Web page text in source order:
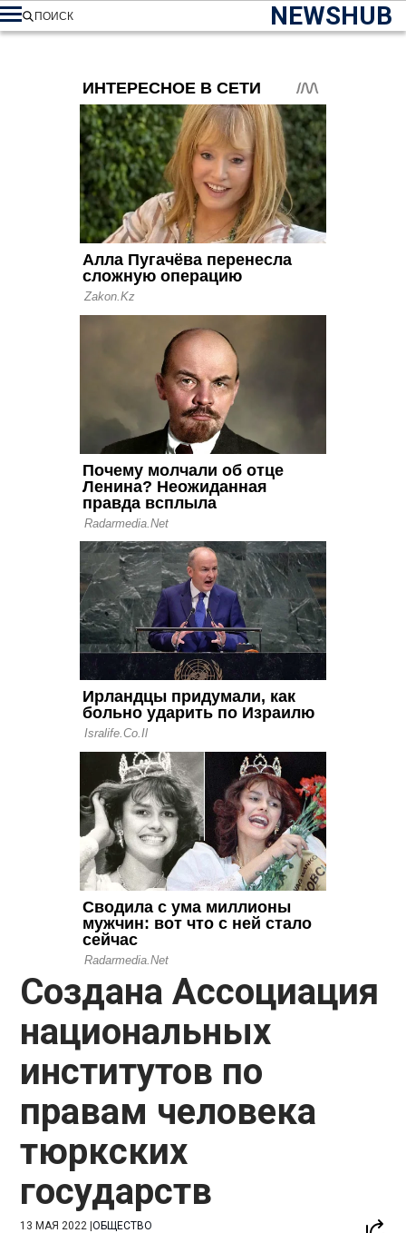
NEWSHUB
ПОИСК
Создана Ассоциация
национальных
институтов по
правам человека
тюркских
государств
13 МАЯ 2022 |ОБЩЕСТВО